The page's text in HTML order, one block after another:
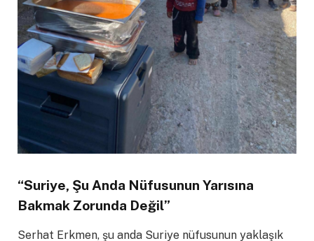
“Suriye, Şu Anda Nüfusunun Yarısına
Bakmak Zorunda Değil”
Serhat Erkmen, şu anda Suriye nüfusunun yaklaşık